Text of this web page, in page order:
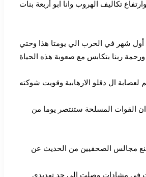
تكاليف الهروب وانا ابو أربعة بنات
أول شهر في الحرب الي يومتا هذا وحتي
ورحمة ربنا بتكابس مع صعوبة هذه الحياة
لعصابة ال دقلو الارهابية وقويت شوكته
ان القوات المسلحة ستنتصر يوما من
مجالس الصحفيين من الحديث عن
في مشادات وصلت الي حد تهديدي